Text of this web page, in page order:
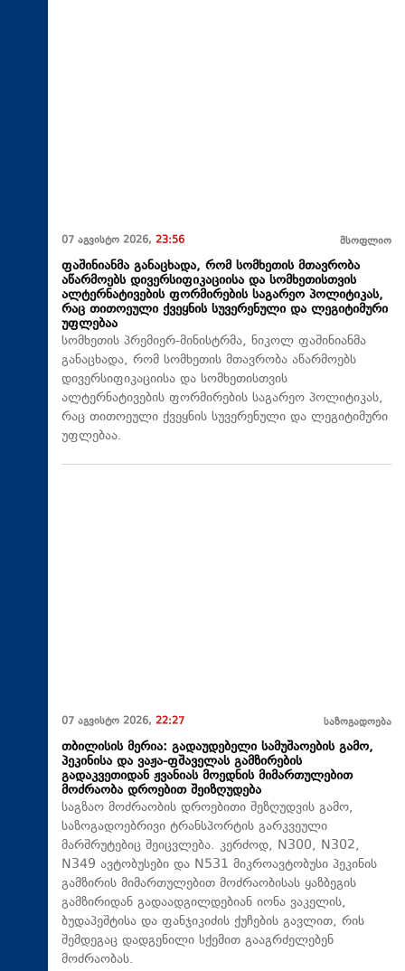
07 აგვისტო 2026, 23:56 მსოფლიო
ფაშინიანმა განაცხადა, რომ სომხეთის მთავრობა
აწარმოებს დივერსიფიკაციისა და სომხეთისთვის
ალტერნატივების ფორმირების საგარეო პოლიტიკას,
რაც თითოეული ქვეყნის სუვერენული და ლეგიტიმური
უფლებაა
სომხეთის პრემიერ-მინისტრმა, ნიკოლ ფაშინიანმა
განაცხადა, რომ სომხეთის მთავრობა აწარმოებს
დივერსიფიკაციისა და სომხეთისთვის
ალტერნატივების ფორმირების საგარეო პოლიტიკას,
რაც თითოეული ქვეყნის სუვერენული და ლეგიტიმური
უფლებაა.
07 აგვისტო 2026, 22:27 საზოგადოება
თბილისის მერია: გადაუდებელი სამუშაოების გამო,
პეკინისა და ვაჟა-ფშაველას გამზირების
გადაკვეთიდან ჟვანიას მოედნის მიმართულებით
მოძრაობა დროებით შეიზღუდება
საგზაო მოძრაობის დროებითი შეზღუდვის გამო,
საზოგადოებრივი ტრანსპორტის გარკვეული
მარშრუტებიც შეიცვლება. კერძოდ, N300, N302,
N349 ავტობუსები და N531 მიკროავტობუსი პეკინის
გამზირის მიმართულებით მოძრაობისას ყაზბეგის
გამზირიდან გადაადგილდებიან იონა ვაკელის,
ბუდაპეშტისა და ფანჯიკიძის ქუჩების გავლით, რის
შემდეგაც დადგენილი სქემით გააგრძელებენ
მოძრაობას.